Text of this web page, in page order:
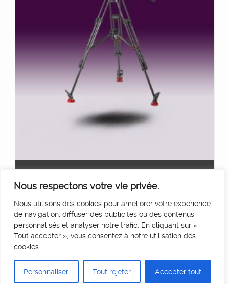
Nous respectons votre vie privée.
Nous utilisons des cookies pour améliorer votre expérience
de navigation, diffuser des publicités ou des contenus
personnalisés et analyser notre trafic. En cliquant sur «
Tout accepter », vous consentez à notre utilisation des
cookies.
Personnaliser Tout rejeter Accepter tout
45€ HT/Jour